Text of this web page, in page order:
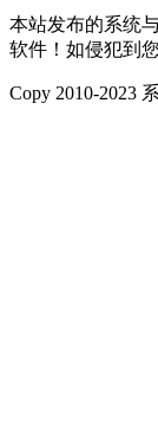
本站发布的系统
软件！如侵犯到
Copy 2010-2023